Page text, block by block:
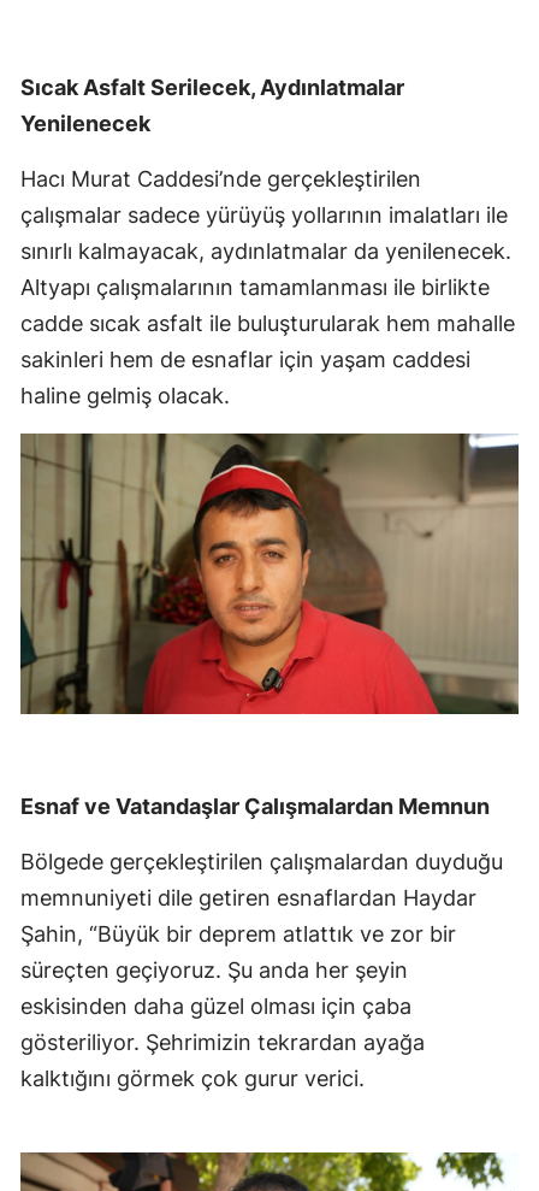
Sıcak Asfalt Serilecek, Aydınlatmalar
Yenilenecek
Hacı Murat Caddesi’nde gerçekleştirilen
çalışmalar sadece yürüyüş yollarının imalatları ile
sınırlı kalmayacak, aydınlatmalar da yenilenecek.
Altyapı çalışmalarının tamamlanması ile birlikte
cadde sıcak asfalt ile buluşturularak hem mahalle
sakinleri hem de esnaflar için yaşam caddesi
haline gelmiş olacak.
Esnaf ve Vatandaşlar Çalışmalardan Memnun
Bölgede gerçekleştirilen çalışmalardan duyduğu
memnuniyeti dile getiren esnaflardan Haydar
Şahin, “Büyük bir deprem atlattık ve zor bir
süreçten geçiyoruz. Şu anda her şeyin
eskisinden daha güzel olması için çaba
gösteriliyor. Şehrimizin tekrardan ayağa
kalktığını görmek çok gurur verici.